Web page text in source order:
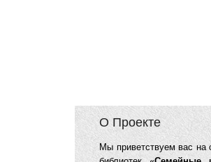
О Проекте
Мы приветствуем вас на